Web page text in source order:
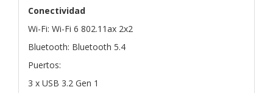
Conectividad
Wi-Fi: Wi-Fi 6 802.11ax 2x2
Bluetooth: Bluetooth 5.4
Puertos:
3 x USB 3.2 Gen 1